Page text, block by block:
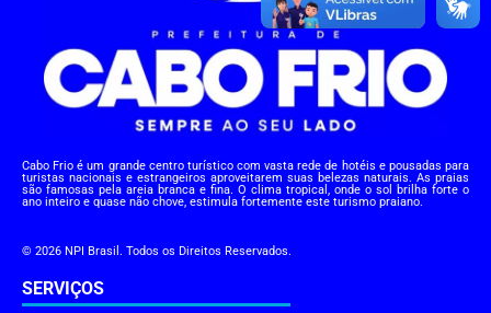
Cabo Frio é um grande centro turístico com vasta rede de hotéis e pousadas para
turistas nacionais e estrangeiros aproveitarem suas belezas naturais. As praias
são famosas pela areia branca e fina. O clima tropical, onde o sol brilha forte o
ano inteiro e quase não chove, estimula fortemente este turismo praiano.
© 2026 NPI Brasil. Todos os Direitos Reservados.
SERVIÇOS